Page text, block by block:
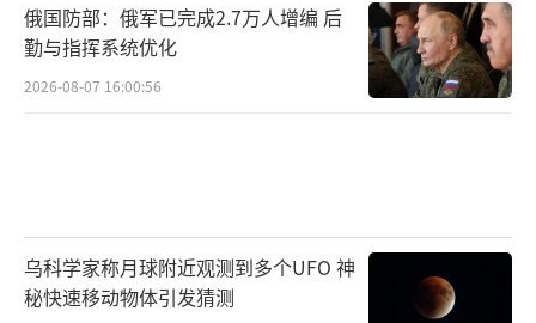
俄国防部：俄军已完成2.7万人增编 后
勤与指挥系统优化
2026-08-07 16:00:56
乌科学家称月球附近观测到多个UFO 神
秘快速移动物体引发猜测